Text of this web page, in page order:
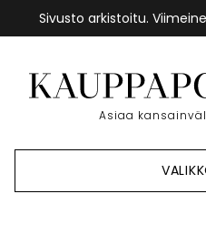
Sivusto arkistoitu.
sisältöön
Asiaa